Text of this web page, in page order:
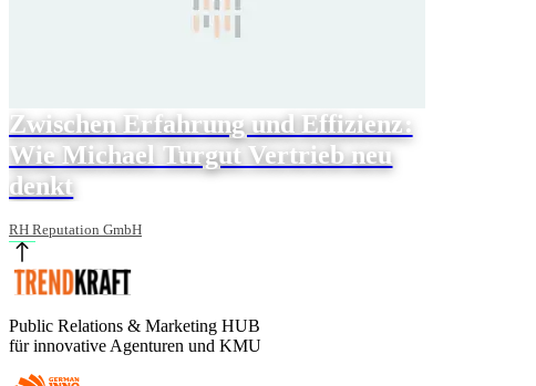
Zwischen Erfahrung und Effizienz:
Wie Michael Turgut Vertrieb neu
denkt
RH Reputation GmbH
Public Relations & Marketing HUB
für innovative Agenturen und KMU